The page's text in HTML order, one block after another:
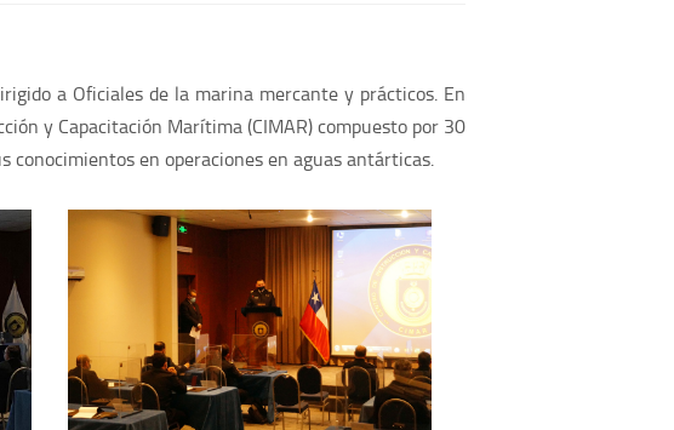
a Oficiales de la marina mercante y prácticos. En
y Capacitación Marítima (CIMAR) compuesto por 30
conocimientos en operaciones en aguas antárticas.